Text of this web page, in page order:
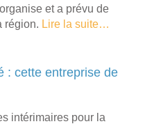
et a prévu de
région. Lire la suite…
: cette entreprise de
intérimaires pour la